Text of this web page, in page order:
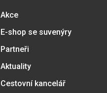
Akce
E-shop se suvenýry
Partneři
Aktuality
Cestovní kancelář